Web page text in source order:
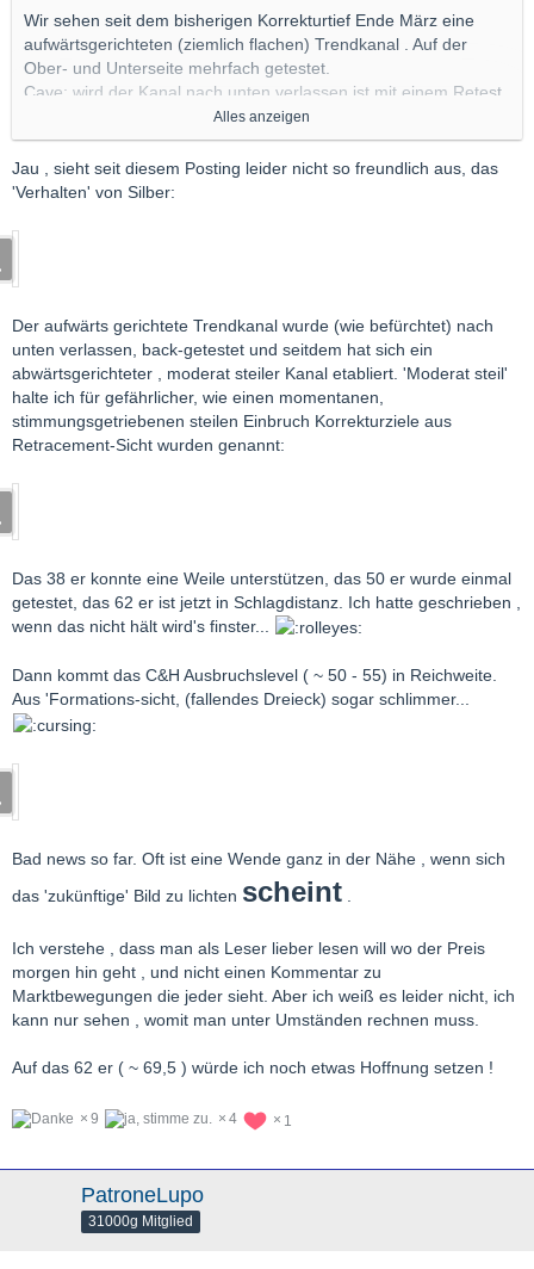
Wir sehen seit dem bisherigen Korrekturtief Ende März eine
aufwärtsgerichteten (ziemlich flachen) Trendkanal . Auf der
Ober- und Unterseite mehrfach getestet.
Cave: wird der Kanal nach unten verlassen ist mit einem Retest
des Tiefs , evtl. mit einem Test des Ausbruchslevels (~ 55) zu
rechnen.
Alles anzeigen
Jau , sieht seit diesem Posting leider nicht so freundlich aus, das
'Verhalten' von Silber:
Der aufwärts gerichtete Trendkanal wurde (wie befürchtet) nach
unten verlassen, back-getestet und seitdem hat sich ein
abwärtsgerichteter , moderat steiler Kanal etabliert. 'Moderat steil'
halte ich für gefährlicher, wie einen momentanen,
stimmungsgetriebenen steilen Einbruch Korrekturziele aus
Retracement-Sicht wurden genannt:
Das 38 er konnte eine Weile unterstützen, das 50 er wurde einmal
getestet, das 62 er ist jetzt in Schlagdistanz. Ich hatte geschrieben ,
wenn das nicht hält wird's finster...
Dann kommt das C&H Ausbruchslevel ( ~ 50 - 55) in Reichweite.
Aus 'Formations-sicht, (fallendes Dreieck) sogar schlimmer...
Bad news so far. Oft ist eine Wende ganz in der Nähe , wenn sich
das 'zukünftige' Bild zu lichten scheint
Ich verstehe , dass man als Leser lieber lesen will wo der Preis
morgen hin geht , und nicht einen Kommentar zu
Marktbewegungen die jeder sieht. Aber ich weiß es leider nicht, ich
kann nur sehen , womit man unter Umständen rechnen muss.
Auf das 62 er ( ~ 69,5 ) würde ich noch etwas Hoffnung setzen !
9 4 1
PatroneLupo
31000g Mitglied